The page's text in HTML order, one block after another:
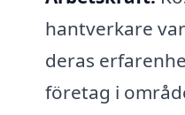
hantverkare
deras
företag i